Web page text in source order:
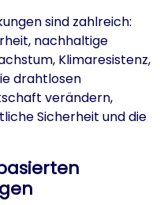
sind zahlreich:
nachhaltige
Klimaresistenz,
drahtlosen
verändern,
Sicherheit und die